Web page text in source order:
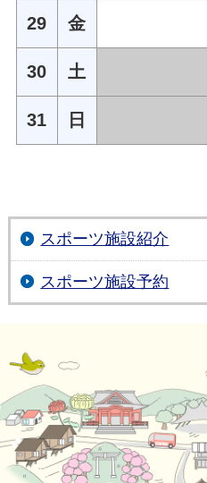
29 金
30 土
31 日
スポーツ施設紹介
スポーツ施設予約